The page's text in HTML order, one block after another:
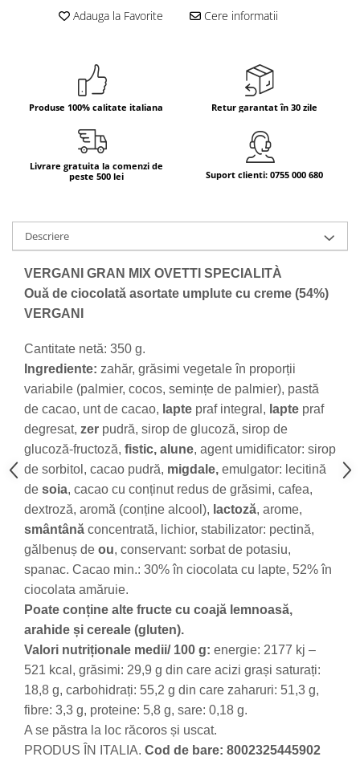
Bere italiana
Bauturi aperitive, alcoolice
Sucuri si bauturi racoritoare
Panettone cozonac italian,
Pandoro si Balocco
Produse de patiserie
Adauga la Favorite Cere informatii
Produse 100% calitate italiana Retur garantat în 30 zile
Livrare gratuita la comenzi de
peste 500 lei
Suport clienti: 0755 000 680
Descriere
VERGANI GRAN MIX OVETTI SPECIALITÀ
Ouă de ciocolată asortate umplute cu creme (54%)
VERGANI
Cantitate netă: 350 g.
Ingrediente: zahăr, grăsimi vegetale în proporții
variabile (palmier, cocos, semințe de palmier), pastă
de cacao, unt de cacao, lapte praf integral, lapte praf
degresat, zer pudră, sirop de glucoză, sirop de
glucoză-fructoză, fistic, alune, agent umidificator: sirop
de sorbitol, cacao pudră, migdale, emulgator: lecitină
de soia, cacao cu conținut redus de grăsimi, cafea,
dextroză, aromă (conține alcool), lactoză, arome,
smântână concentrată, lichior, stabilizator: pectină,
gălbenuș de ou, conservant: sorbat de potasiu,
spanac. Cacao min.: 30% în ciocolata cu lapte, 52% în
ciocolata amăruie.
Poate conține alte fructe cu coajă lemnoasă,
arahide și cereale (gluten).
Valori nutriționale medii/ 100 g: energie: 2177 kj –
521 kcal, grăsimi: 29,9 g din care acizi grași saturați:
18,8 g, carbohidrați: 55,2 g din care zaharuri: 51,3 g,
fibre: 3,3 g, proteine: 5,8 g, sare: 0,18 g.
A se păstra la loc răcoros și uscat.
PRODUS ÎN ITALIA. Cod de bare: 8002325445902